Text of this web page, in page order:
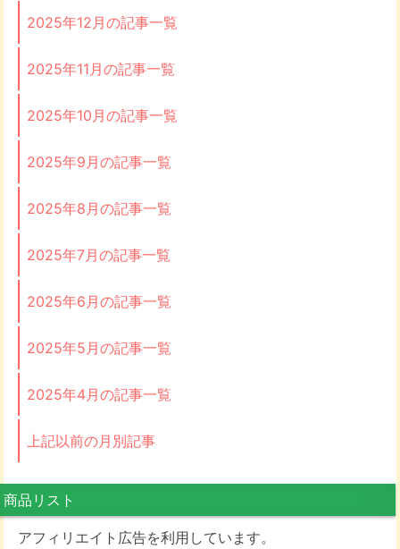
2025年12月の記事一覧
2025年11月の記事一覧
2025年10月の記事一覧
2025年9月の記事一覧
2025年8月の記事一覧
2025年7月の記事一覧
2025年6月の記事一覧
2025年5月の記事一覧
2025年4月の記事一覧
上記以前の月別記事
商品リスト
アフィリエイト広告を利用しています。